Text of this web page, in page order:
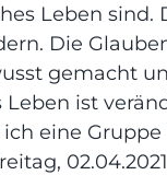
Leben sind.
Die
gemacht
Leben ist
eine